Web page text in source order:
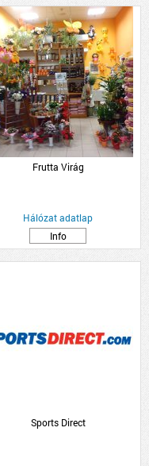
Frutta Virág
Hálózat adatlap
Info
Sports Direct